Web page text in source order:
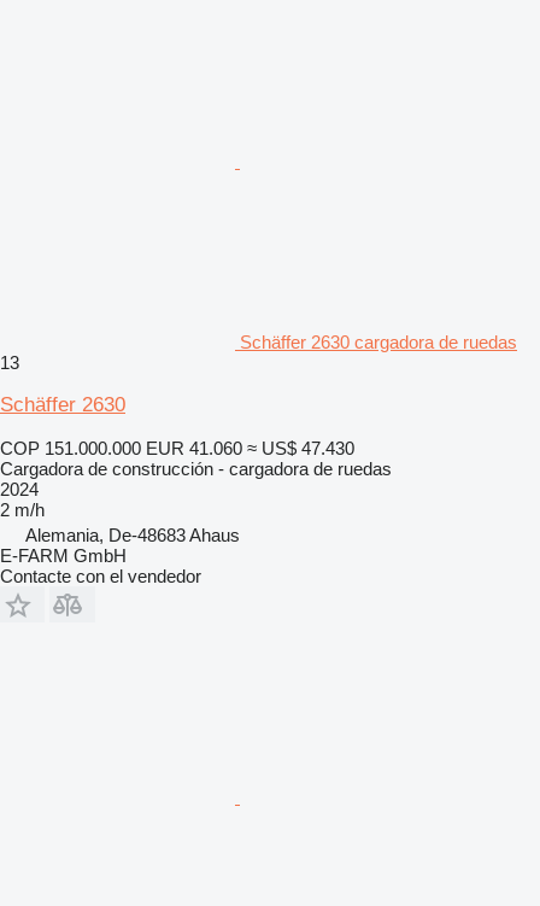
Schäffer 2630 cargadora de ruedas
13
Schäffer 2630
COP 151.000.000 EUR 41.060 ≈ US$ 47.430
Cargadora de construcción - cargadora de ruedas
2024
2 m/h
Alemania, De-48683 Ahaus
E-FARM GmbH
Contacte con el vendedor